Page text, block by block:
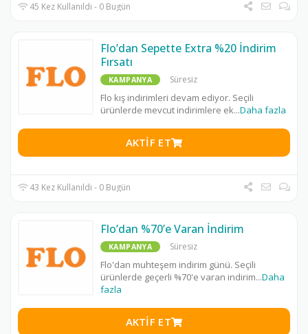
45 Kez Kullanıldı - 0 Bugün
Flo’dan Sepette Extra %20 İndirim
Fırsatı
KAMPANYA Süresiz
Flo kış indirimleri devam ediyor. Seçili
ürünlerde mevcut indirimlere ek...Daha fazla
AKTIF ET
43 Kez Kullanıldı - 0 Bugün
Flo’dan %70’e Varan İndirim
KAMPANYA Süresiz
Flo'dan muhteşem indirim günü. Seçili
ürünlerde geçerli %70'e varan indirim...Daha
fazla
AKTIF ET